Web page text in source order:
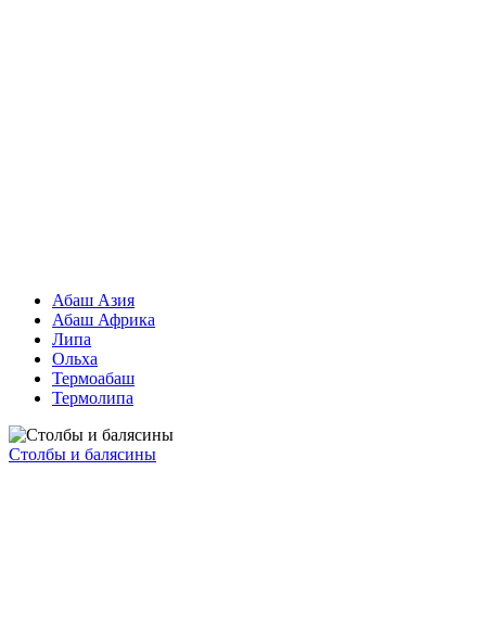
Абаш Азия
Абаш Африка
Липа
Ольха
Термоабаш
Термолипа
Столбы и балясины